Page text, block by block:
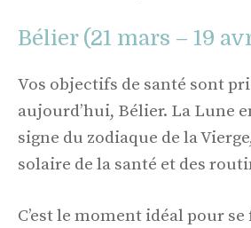
Bélier (21 mars – 19
Vos objectifs de santé sont
aujourd’hui, Bélier. La Lune
signe du zodiaque de la
solaire de la santé et des
C’est le moment idéal pour